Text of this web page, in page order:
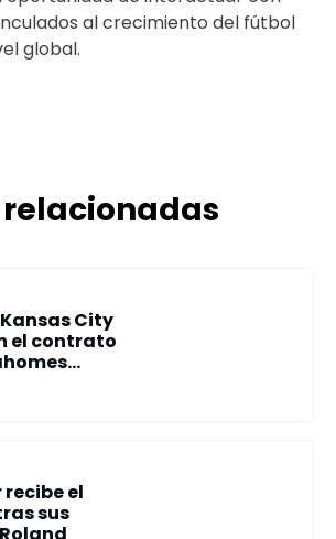
al crecimiento del fútbol
global.
City
el contrato
el
sus